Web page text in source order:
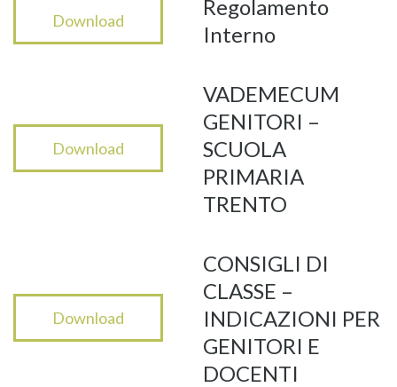
Download
Regolamento
Interno
Download
VADEMECUM
GENITORI –
SCUOLA
PRIMARIA
TRENTO
Download
CONSIGLI DI
CLASSE –
INDICAZIONI PER
GENITORI E
DOCENTI